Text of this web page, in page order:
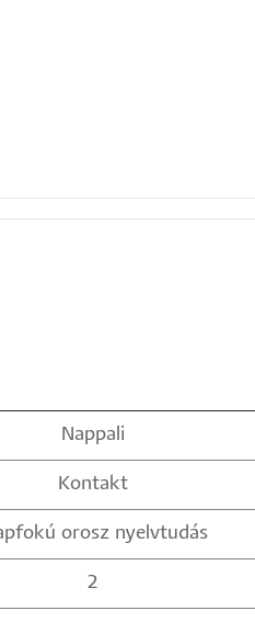
Nappali
Kontakt
orosz nyelvtudás
2